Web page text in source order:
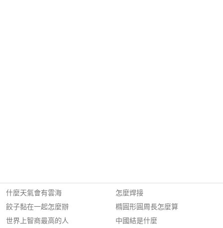
什麼天氣會有雲海
餃子黏在一起怎麼辦
世界上智商最高的人
怎麼焊接
橢圓形圓周長怎麼算
中國結是什麼